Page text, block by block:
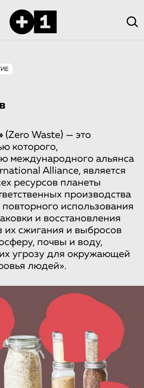
(Zero Waste) — это
которого,
международного альянса
Alliance, является
ресурсов планеты
производства
использования
и восстановления
их сжигания и выбросов
почвы и воду,
угрозу для окружающей
людей».